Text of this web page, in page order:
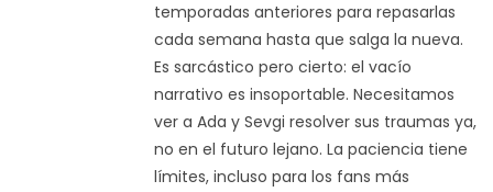
temporadas anteriores para repasarlas
cada semana hasta que salga la nueva.
Es sarcástico pero cierto: el vacío
narrativo es insoportable. Necesitamos
ver a Ada y Sevgi resolver sus traumas ya,
no en el futuro lejano. La paciencia tiene
límites, incluso para los fans más